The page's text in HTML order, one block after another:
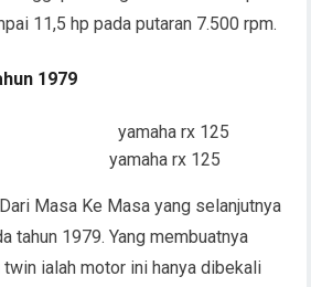
11,5 hp pada putaran 7.500 rpm.
1979
yamaha rx 125
Masa Ke Masa yang selanjutnya
tahun 1979. Yang membuatnya
ialah motor ini hanya dibekali